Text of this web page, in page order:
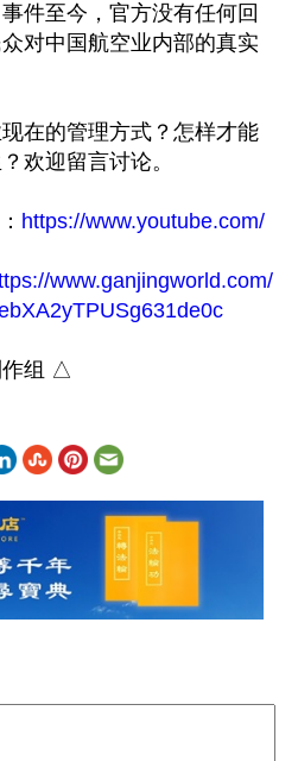
件至今，官方没有任何回
对中国航空业内部的真实
在的管理方式？怎样才能
欢迎留言讨论。
https://www.youtube.com/
www.ganjingworld.com/